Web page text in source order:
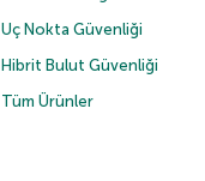
Uç Nokta Güvenliği
Hibrit Bulut Güvenliği
Tüm Ürünler